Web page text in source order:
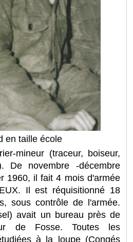
en taille école
mineur (traceur, boiseur,
De novembre -décembre
1960, il fait 4 mois d'armée
Il est réquisitionné 18
sous contrôle de l'armée.
avait un bureau près de
de Fosse. Toutes les
à la loupe (Congés